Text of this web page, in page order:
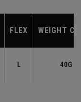
FLEX WEIGHT
L 40G